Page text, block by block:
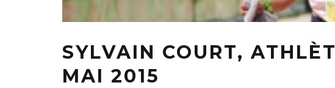
SYLVAIN COURT,
MAI 2015